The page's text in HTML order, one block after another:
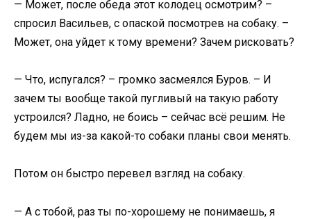
— Может, после обеда этот колодец осмотрим? –
спросил Васильев, с опаской посмотрев на собаку. –
Может, она уйдет к тому времени? Зачем рисковать?
— Что, испугался? – громко засмеялся Буров. – И
зачем ты вообще такой пугливый на такую работу
устроился? Ладно, не боись – сейчас всё решим. Не
будем мы из-за какой-то собаки планы свои менять.
Потом он быстро перевел взгляд на собаку.
— А с тобой, раз ты по-хорошему не понимаешь, я